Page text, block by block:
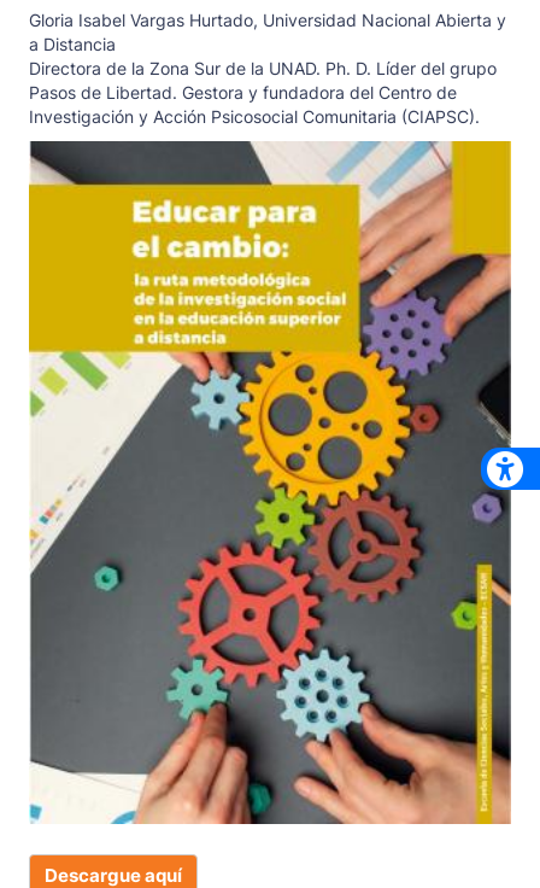
Gloria Isabel Vargas Hurtado, Universidad Nacional Abierta y
a Distancia
Directora de la Zona Sur de la UNAD. Ph. D. Líder del grupo
Pasos de Libertad. Gestora y fundadora del Centro de
Investigación y Acción Psicosocial Comunitaria (CIAPSC).
Descargue aquí